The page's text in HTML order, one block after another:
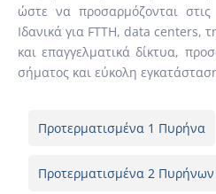
ώστε να προσαρμόζονται
Ιδανικά για FTTH, data centers,
και επαγγελματικά δίκτυα,
σήματος και εύκολη
Προτερματισμένα 1 Πυρήνα
Προτερματισμένα 2 Πυρήνων